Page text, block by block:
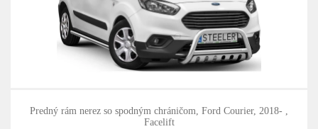
Predný rám nerez so spodným chráničom, Ford Courier, 2018- ,
Facelift